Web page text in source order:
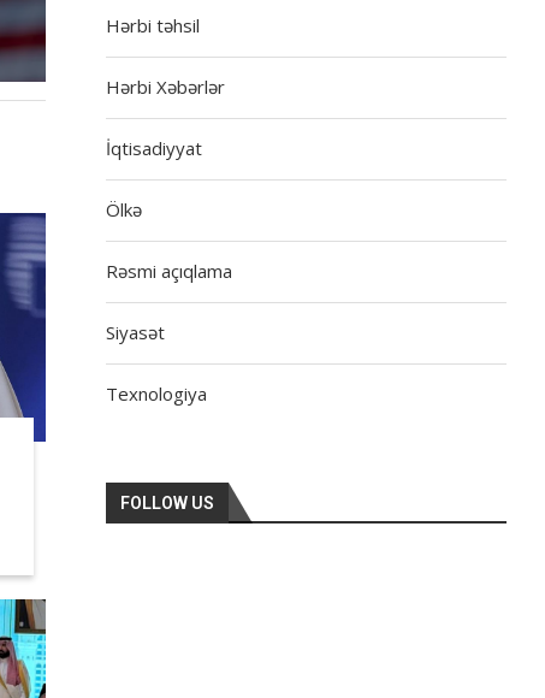
Hərbi təhsil
Hərbi Xəbərlər
İqtisadiyyat
Ölkə
Rəsmi açıqlama
Siyasət
Texnologiya
FOLLOW US